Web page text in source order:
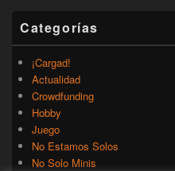
Categorías
¡Cargad!
Actualidad
Crowdfunding
Hobby
Juego
No Estamos Solos
No Solo Minis